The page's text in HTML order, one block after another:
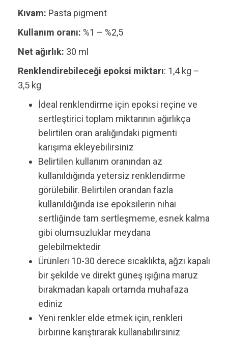
Kıvam: Pasta pigment
Kullanım oranı: %1 – %2,5
Net ağırlık: 30 ml
Renklendirebileceği epoksi miktarı: 1,4 kg –
3,5 kg
İdeal renklendirme için epoksi reçine ve
sertleştirici toplam miktarının ağırlıkça
belirtilen oran aralığındaki pigmenti
karışıma ekleyebilirsiniz
Belirtilen kullanım oranından az
kullanıldığında yetersiz renklendirme
görülebilir. Belirtilen orandan fazla
kullanıldığında ise epoksilerin nihai
sertliğinde tam sertleşmeme, esnek kalma
gibi olumsuzluklar meydana
gelebilmektedir
Ürünleri 10-30 derece sıcaklıkta, ağzı kapalı
bir şekilde ve direkt güneş ışığına maruz
bırakmadan kapalı ortamda muhafaza
ediniz
Yeni renkler elde etmek için, renkleri
birbirine karıştırarak kullanabilirsiniz